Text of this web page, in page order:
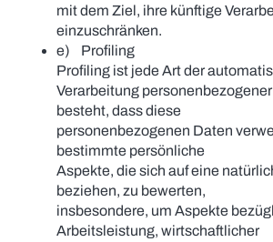
mit dem Ziel, ihre künftige
einzuschränken.
e) Profiling
Profiling ist jede Art der
Verarbeitung
besteht, dass diese
personenbezogenen Daten
bestimmte persönliche
Aspekte, die sich auf eine
beziehen, zu bewerten,
insbesondere, um Aspekte
Arbeitsleistung, wirtschaftlicher